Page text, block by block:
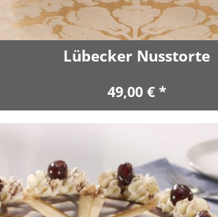
Lübecker Nusstorte
49,00 € *